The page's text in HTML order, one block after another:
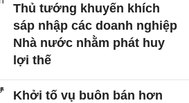
Thủ tướng khuyến khích
sáp nhập các doanh nghiệp
Nhà nước nhằm phát huy
lợi thế
Khởi tố vụ buôn bán hơn